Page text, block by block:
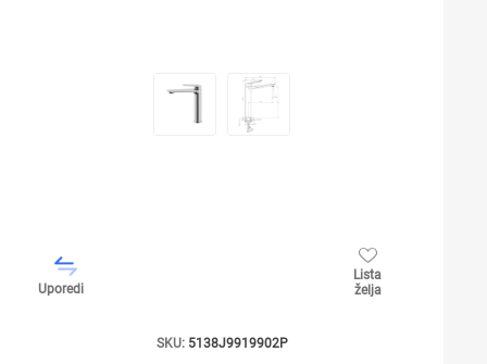
Uporedi
Lista
želja
SKU: 5138J9919902P